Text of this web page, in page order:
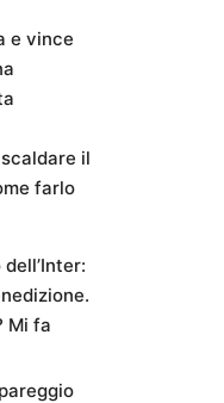
e vince
il
farlo
Mi fa